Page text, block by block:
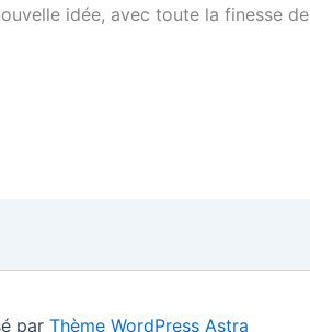
idée, avec toute la finesse de
par Thème WordPress Astra